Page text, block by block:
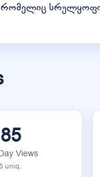
რომელიც
Views
uniq.